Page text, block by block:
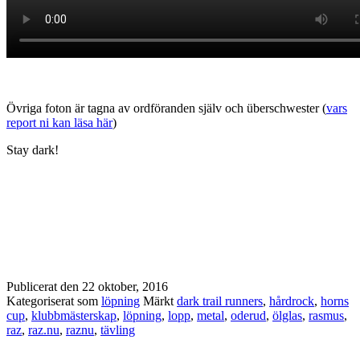
Övriga foton är tagna av ordföranden själv och überschwester (vars
report ni kan läsa här)
Stay dark!
Publicerat den 22 oktober, 2016
Kategoriserat som löpning Märkt dark trail runners, hårdrock, horns
cup, klubbmästerskap, löpning, lopp, metal, oderud, ölglas, rasmus,
raz, raz.nu, raznu, tävling